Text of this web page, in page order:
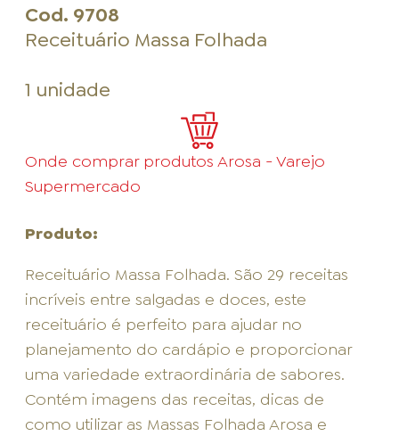
Cod. 9708
Receituário Massa Folhada
1 unidade
Onde comprar produtos Arosa - Varejo
Supermercado
Produto:
Receituário Massa Folhada. São 29 receitas
incríveis entre salgadas e doces, este
receituário é perfeito para ajudar no
planejamento do cardápio e proporcionar
uma variedade extraordinária de sabores.
Contém imagens das receitas, dicas de
como utilizar as Massas Folhada Arosa e